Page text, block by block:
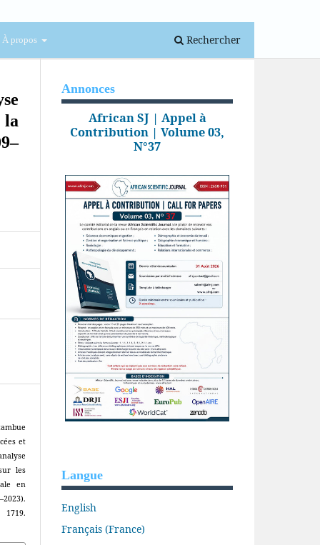
À propos Rechercher
et
les
en
Annonces
African SJ | Appel à
Contribution | Volume 03,
N°37
Langue
English
Français (France)